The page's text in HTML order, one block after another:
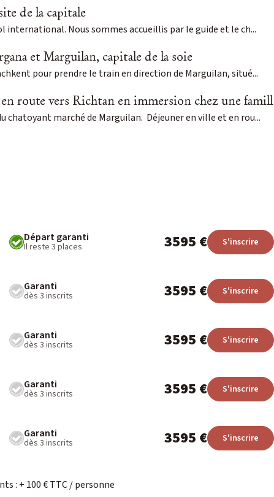
de la capitale
international. Nous sommes accueillis par le guide et le ch...
et Marguilan, capitale de la soie
pour prendre le train en direction de Marguilan, situé...
vers Richtan en immersion chez une famille de céramistes
chatoyant marché de Marguilan. Déjeuner en ville et en rou...
Départ garanti
Il reste 3 places 3595 € S'inscrire
Garanti
dès 3 inscrits 3595 € S'inscrire
Garanti
dès 3 inscrits 3595 € S'inscrire
Garanti
dès 3 inscrits 3595 € S'inscrire
Garanti
dès 3 inscrits 3595 € S'inscrire
: + 100 € TTC / personne